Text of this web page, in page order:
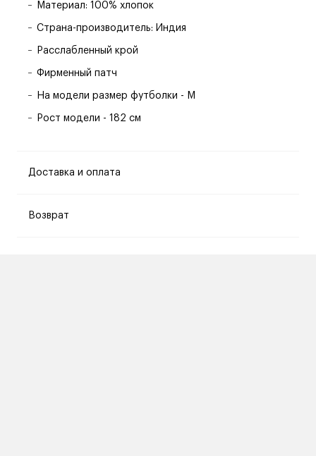
Материал: 100% хлопок
Страна-производитель: Индия
Расслабленный крой
Фирменный патч
На модели размер футболки - M
Рост модели - 182 см
Доставка и оплата
Возврат